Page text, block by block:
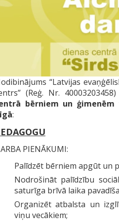
“Latvijas
(Reģ. Nr.
bērniem un ģimenēm
:
PIENĀKUMI:
Palīdzēt bērniem apgūt un
Nodrošināt palīdzību
saturīga brīvā laika
Organizēt atbalsta un
viņu vecākiem;